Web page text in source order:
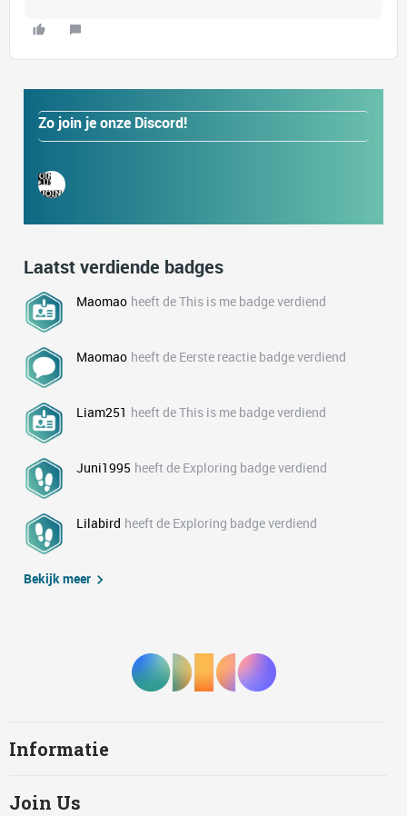
Zo join je onze Discord!
Laatst verdiende badges
Maomao heeft de This is me badge verdiend
Maomao heeft de Eerste reactie badge verdiend
Liam251 heeft de This is me badge verdiend
Juni1995 heeft de Exploring badge verdiend
Lilabird heeft de Exploring badge verdiend
Bekijk meer
Informatie
Join Us